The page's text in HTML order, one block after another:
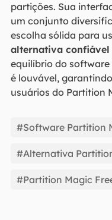
partições. Sua
um conjunto
escolha sólida para
alternativa
equilíbrio do software
é louvável,
usuários do Partition
#Software Partition
#Alternativa
#Partition Magic